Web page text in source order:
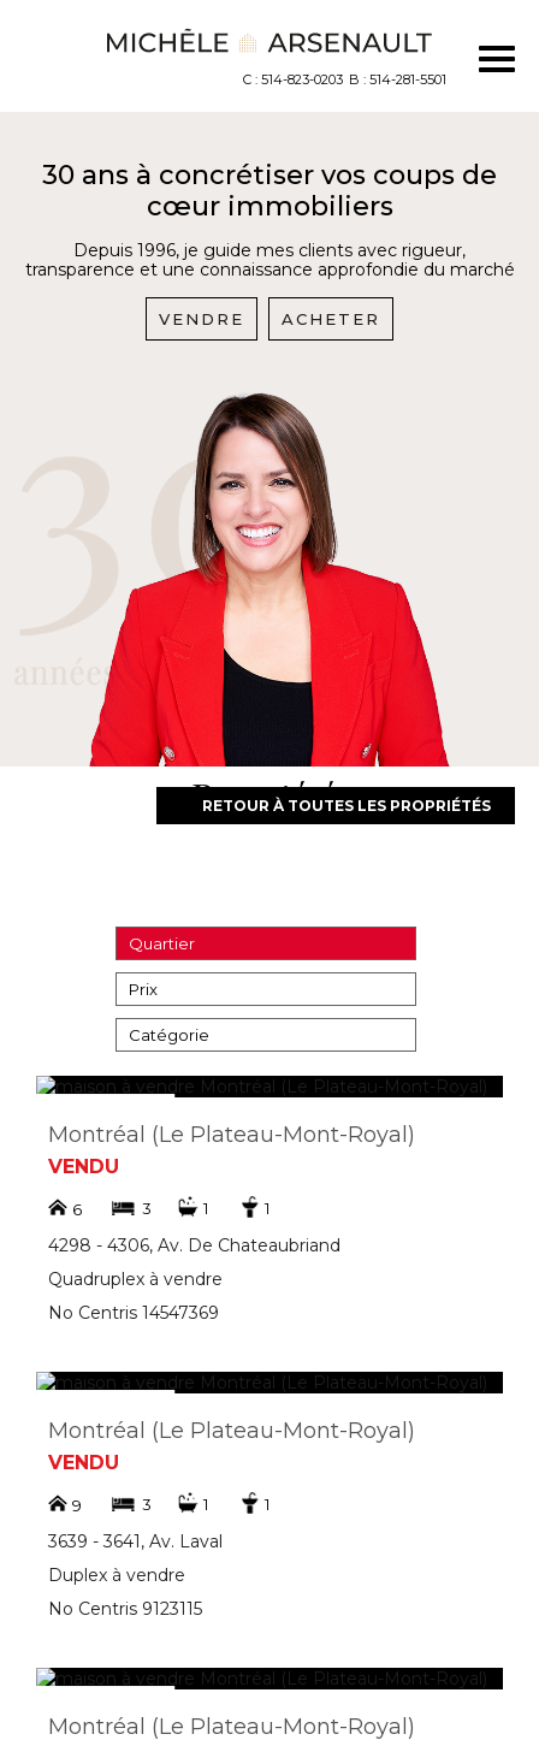
C : 514-823-0203 B : 514-281-5501
30 ans à concrétiser vos coups de
cœur immobiliers
Depuis 1996, je guide mes clients avec rigueur,
transparence et une connaissance approfondie du marché
VENDRE ACHETER
Propriétés
RETOUR À TOUTES LES PROPRIÉTÉS
Quartier
Prix
Catégorie
Montréal (Le Plateau-Mont-Royal)
VENDU
6 3 1 1
4298 - 4306, Av. De Chateaubriand
Quadruplex à vendre
No Centris 14547369
Montréal (Le Plateau-Mont-Royal)
VENDU
9 3 1 1
3639 - 3641, Av. Laval
Duplex à vendre
No Centris 9123115
Montréal (Le Plateau-Mont-Royal)